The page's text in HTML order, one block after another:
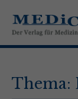
Thema: